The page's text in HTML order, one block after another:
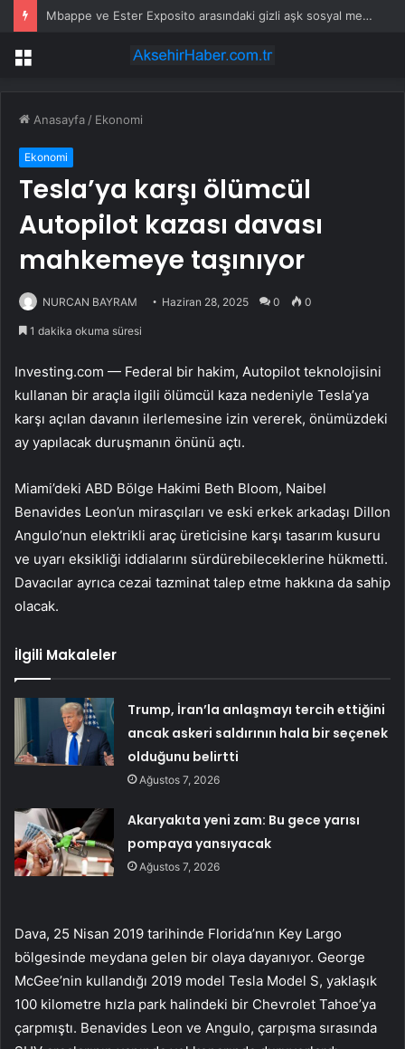
Mbappe ve Ester Exposito arasındaki gizli aşk sosyal medya paylaşımıyla kesinlik kazandı
Menü
Anasayfa / Ekonomi
Ekonomi
Tesla’ya karşı ölümcül
Autopilot kazası davası
mahkemeye taşınıyor
NURCAN BAYRAM Haziran 28, 2025 0 0
1 dakika okuma süresi
Investing.com — Federal bir hakim, Autopilot teknolojisini
kullanan bir araçla ilgili ölümcül kaza nedeniyle Tesla’ya
karşı açılan davanın ilerlemesine izin vererek, önümüzdeki
ay yapılacak duruşmanın önünü açtı.
Miami’deki ABD Bölge Hakimi Beth Bloom, Naibel
Benavides Leon’un mirasçıları ve eski erkek arkadaşı Dillon
Angulo’nun elektrikli araç üreticisine karşı tasarım kusuru
ve uyarı eksikliği iddialarını sürdürebileceklerine hükmetti.
Davacılar ayrıca cezai tazminat talep etme hakkına da sahip
olacak.
İlgili Makaleler
Trump, İran’la anlaşmayı tercih ettiğini
ancak askeri saldırının hala bir seçenek
olduğunu belirtti
Ağustos 7, 2026
Akaryakıta yeni zam: Bu gece yarısı
pompaya yansıyacak
Ağustos 7, 2026
Dava, 25 Nisan 2019 tarihinde Florida’nın Key Largo
bölgesinde meydana gelen bir olaya dayanıyor. George
McGee’nin kullandığı 2019 model Tesla Model S, yaklaşık
100 kilometre hızla park halindeki bir Chevrolet Tahoe’ya
çarpmıştı. Benavides Leon ve Angulo, çarpışma sırasında